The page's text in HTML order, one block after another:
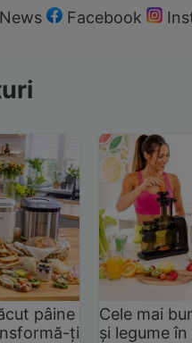
Facebook
pâine
ți
Cele mai
și legume